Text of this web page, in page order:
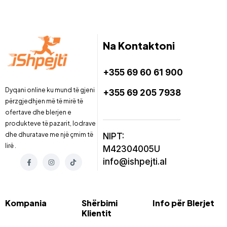
Dyqani online ku mund të gjeni
përzgjedhjen më të mirë të
ofertave dhe blerjen e
produkteve të pazarit, lodrave
dhe dhuratave me një çmim të
lirë .
Na Kontaktoni
+355 69 60 61 900
+355 69 205 7938
NIPT:
M42304005U
info@ishpejti.al
Kompania
Shërbimi
Klientit
Info për Blerjet